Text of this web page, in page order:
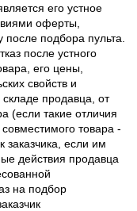
его устное
оферты,
подбора пульта.
после устного
его цены,
свойств и
продавца, от
(если такие отличия
товара -
заказчика, если им
действия продавца
на подбор